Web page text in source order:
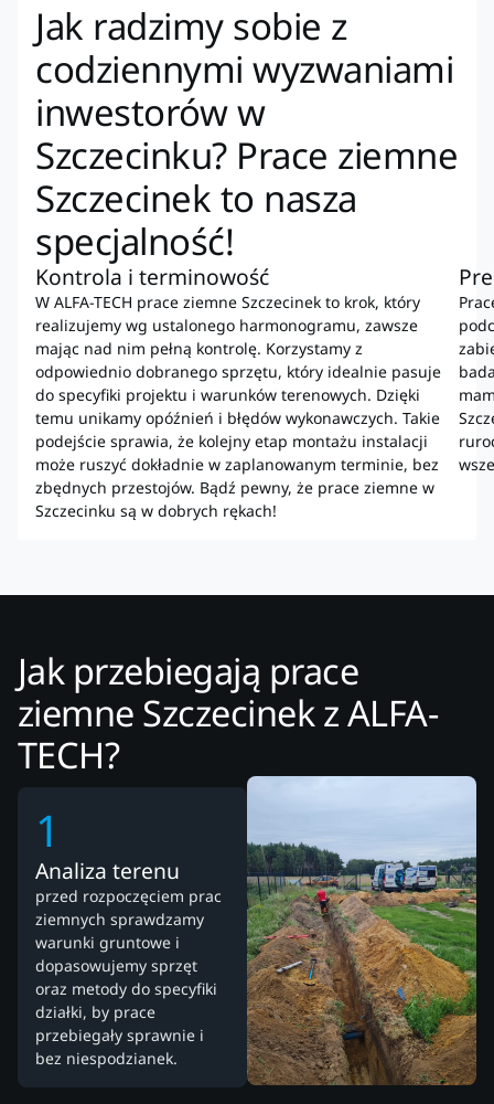
Jak radzimy sobie z
codziennymi wyzwaniami
inwestorów w
Szczecinku? Prace ziemne
Szczecinek to nasza
specjalność!
Kontrola i terminowość
W ALFA-TECH prace ziemne Szczecinek to krok, który
realizujemy wg ustalonego harmonogramu, zawsze
mając nad nim pełną kontrolę. Korzystamy z
odpowiednio dobranego sprzętu, który idealnie pasuje
do specyfiki projektu i warunków terenowych. Dzięki
temu unikamy opóźnień i błędów wykonawczych. Takie
podejście sprawia, że kolejny etap montażu instalacji
może ruszyć dokładnie w zaplanowanym terminie, bez
zbędnych przestojów. Bądź pewny, że prace ziemne w
Szczecinku są w dobrych rękach!
Jak przebiegają prace
ziemne Szczecinek z ALFA-
TECH?
1
Analiza terenu
przed rozpoczęciem prac
ziemnych sprawdzamy
warunki gruntowe i
dopasowujemy sprzęt
oraz metody do specyfiki
działki, by prace
przebiegały sprawnie i
bez niespodzianek.